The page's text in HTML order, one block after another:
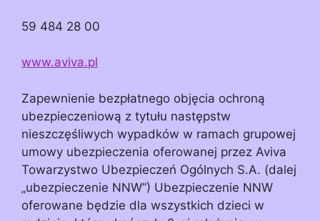
59 484 28 00
www.aviva.pl
Zapewnienie bezpłatnego objęcia ochroną
ubezpieczeniową z tytułu następstw
nieszczęśliwych wypadków w ramach grupowej
umowy ubezpieczenia oferowanej przez Aviva
Towarzystwo Ubezpieczeń Ogólnych S.A. (dalej
„ubezpieczenie NNW”) Ubezpieczenie NNW
oferowane będzie dla wszystkich dzieci w